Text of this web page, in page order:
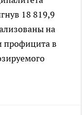
18 819,9
на
профицита в